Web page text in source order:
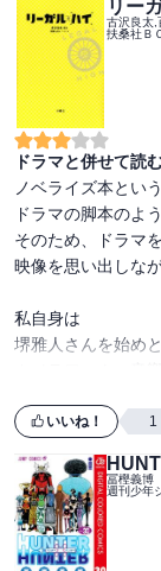
新渡戸稲造氏の名
日本を代表する作
リー
古沢良太,
扶桑社Ｂ
ドラマと併せて読
ノベライズ本とい
ドラマの脚本のよ
そのため、ドラマ
映像を思い出しな
私自身は
堺雅人さんを始め
「リーガルハイ」
ドラマ→小説の流れ
(ドラマで見過ご
※単行本を読んだ感
いいね！ 1
冨樫義博
週刊少年